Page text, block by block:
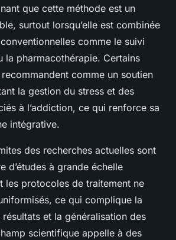
que cette méthode est un
surtout lorsqu’elle est combinée
comme le suivi
la pharmacothérapie. Certains
comme un soutien
la gestion du stress et des
à l’addiction, ce qui renforce sa
intégrative.
des recherches actuelles sont
d’études à grande échelle
les protocoles de traitement ne
ce qui complique la
et la généralisation des
scientifique appelle à des